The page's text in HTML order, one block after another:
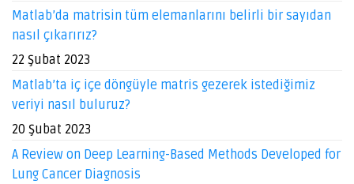
Matlab’da matrisin tüm elemanlarını belirli bir sayıdan
nasıl çıkarırız?
22 Şubat 2023
Matlab’ta iç içe döngüyle matris gezerek istediğimiz
veriyi nasıl buluruz?
20 Şubat 2023
A Review on Deep Learning-Based Methods Developed for
Lung Cancer Diagnosis